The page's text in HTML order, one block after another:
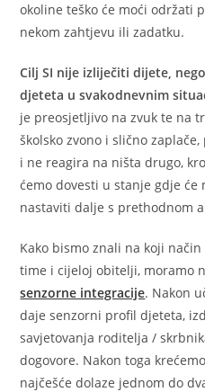
okoline teško će moći održati
nekom zahtjevu ili zadatku.
Cilj SI nije izliječiti dijete,
djeteta u svakodnevnim
je preosjetljivo na zvuk te na
školsko zvono i slično
i ne reagira na ništa drugo,
ćemo dovesti u stanje gdje
nastaviti dalje s prethodnom
Kako bismo znali na koji
time i cijeloj obitelji, moramo
senzorne integracije. Nakon
daje senzorni profil djeteta,
savjetovanja roditelja /
dogovore. Nakon toga
najčešće dolaze jednom do